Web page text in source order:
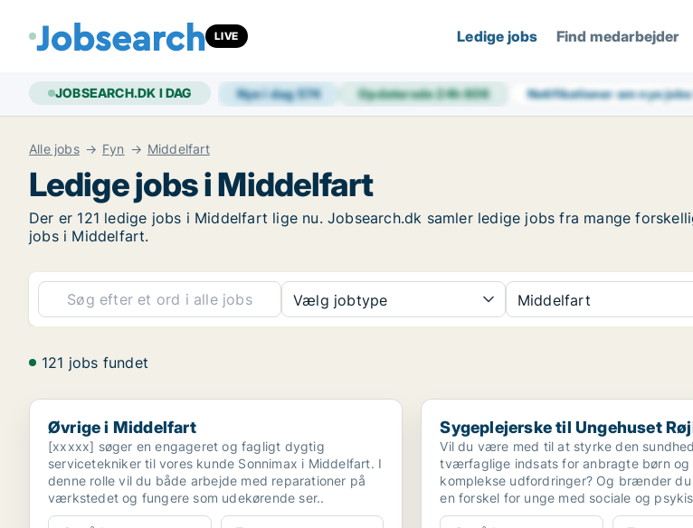
LIVE Ledige jobs Find medarbejder
JOBSEARCH.DK I DAG Nye i dag574 Opdaterede 24h606 Notifikationer om nye
Alle jobs Fyn Middelfart
Ledige jobs i Middelfart
Der er 121 ledige jobs i Middelfart lige nu. Jobsearch.dk samler ledige jobs fra mange
jobs i Middelfart.
Vælg jobtype Middelfart
121 jobs fundet
Øvrige i Middelfart
Øvrige i Middelfart
[xxxxx] søger en engageret og fagligt dygtig
servicetekniker til vores kunde Sonnimax i Middelfart. I
denne rolle vil du både arbejde med reparationer på
værkstedet og fungere som udekørende ser..
Sygeplejerske til Ungehuset Røjleskov
Sygeplejerske til Ungehuset
Vil du være med til at styrke den
tværfaglige indsats for anbragte børn og
komplekse udfordringer? Og brænder
en forskel for unge med sociale og